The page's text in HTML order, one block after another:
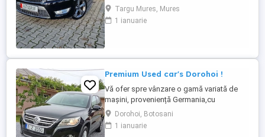
Spre Vanzare: Ford Mondeo 2.0 16V
EcoBoost 203 CP Automatic Titanium
EURO5 {GARANTIE 3 Luni Pentru Motor si
Gratuita la predare - POSIBILITATE ...
Targu Mures, Mures
1 ianuarie
Premium Used car's Dorohoi !
Vă ofer spre vânzare o gamă variată de
mașini, proveniență Germania,cu
posibilitate de numere roșii pe 3 luni!
Prețuri foarte bune, mașini top! Le găsiți în
Dorohoi, judetul Botoșani!
Dorohoi, Botosani
1 ianuarie